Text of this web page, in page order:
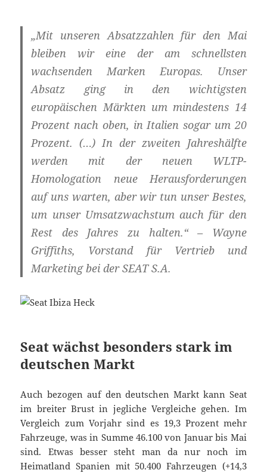
„Mit unseren Absatzzahlen für den Mai
bleiben wir eine der am schnellsten
wachsenden Marken Europas. Unser
Absatz ging in den wichtigsten
europäischen Märkten um mindestens 14
Prozent nach oben, in Italien sogar um 20
Prozent. (…) In der zweiten Jahreshälfte
werden mit der neuen WLTP-
Homologation neue Herausforderungen
auf uns warten, aber wir tun unser Bestes,
um unser Umsatzwachstum auch für den
Rest des Jahres zu halten.“ – Wayne
Griffiths, Vorstand für Vertrieb und
Marketing bei der SEAT S.A.
Seat wächst besonders stark im
deutschen Markt
Auch bezogen auf den deutschen Markt kann Seat
im breiter Brust in jegliche Vergleiche gehen. Im
Vergleich zum Vorjahr sind es 19,3 Prozent mehr
Fahrzeuge, was in Summe 46.100 von Januar bis Mai
sind. Etwas besser steht man da nur noch im
Heimatland Spanien mit 50.400 Fahrzeugen (+14,3